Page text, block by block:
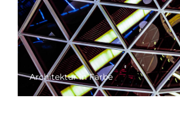
Architektur in Farbe